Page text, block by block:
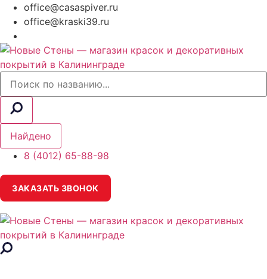
office@casaspiver.ru
office@kraski39.ru
Search
Найдено
8 (4012) 65-88-98
ЗАКАЗАТЬ ЗВОНОК